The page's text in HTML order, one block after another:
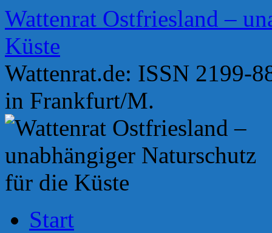
Zum
Inhalt
springen
Wattenrat Ostfriesland –
Küste
Wattenrat.de: ISSN 2199-
in Frankfurt/M.
Start